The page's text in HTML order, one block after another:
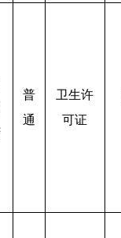
普
通
卫生许
可证